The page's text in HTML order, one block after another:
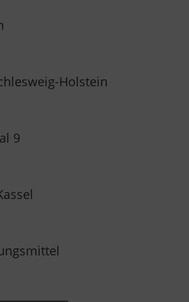
Holstein
9